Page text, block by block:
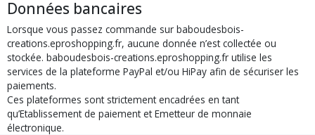
Données bancaires
Lorsque vous passez commande sur baboudesbois-
creations.eproshopping.fr, aucune donnée n’est collectée ou
stockée. baboudesbois-creations.eproshopping.fr utilise les
services de la plateforme PayPal et/ou HiPay afin de sécuriser les
paiements.
Ces plateformes sont strictement encadrées en tant
qu’Etablissement de paiement et Emetteur de monnaie
électronique.